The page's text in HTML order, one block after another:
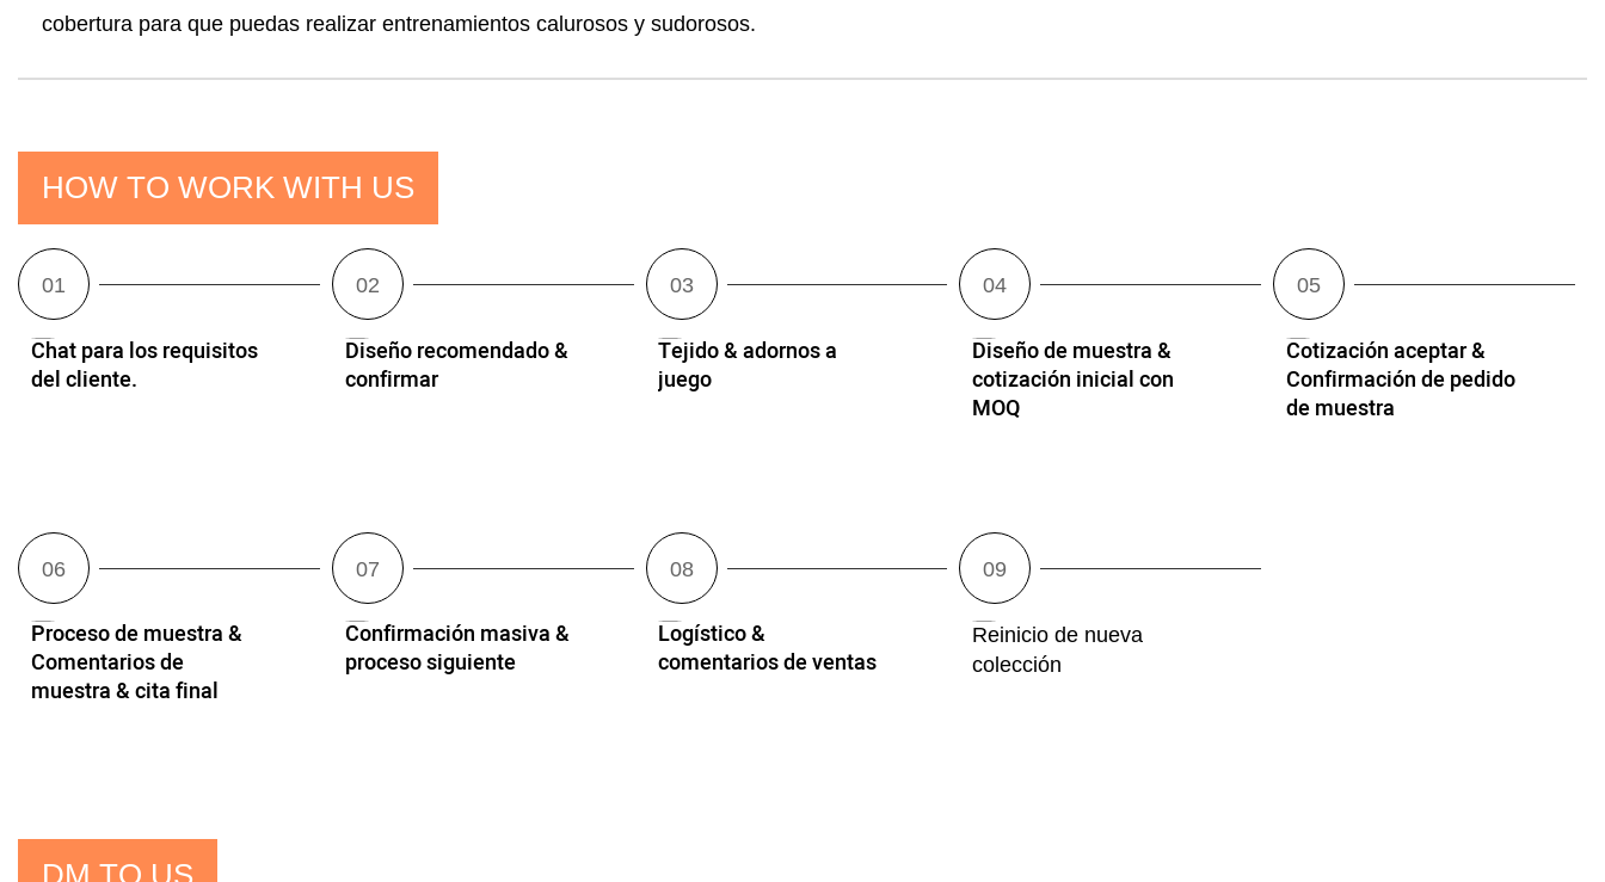
cobertura para que puedas realizar entrenamientos calurosos y sudorosos.
HOW TO WORK WITH US
Chat para los requisitos
del cliente.
Diseño recomendado &
confirmar
Tejido & adornos a
juego
Diseño de muestra &
cotización inicial con
MOQ
Cotización aceptar &
Confirmación de pedido
de muestra
Proceso de muestra &
Comentarios de
muestra & cita final
Confirmación masiva &
proceso siguiente
Logístico &
comentarios de ventas
Reinicio de nueva
colección